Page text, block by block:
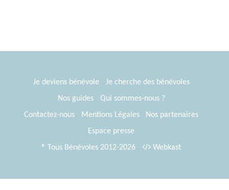
Je deviens bénévole
Je cherche des bénévoles
Nos guides
Qui sommes-nous ?
Contactez-nous
Mentions Légales
Nos partenaires
Espace presse
® Tous Bénévoles 2012-2026
Webkast